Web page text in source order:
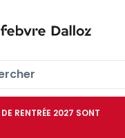
RENTRÉE 2027 SONT